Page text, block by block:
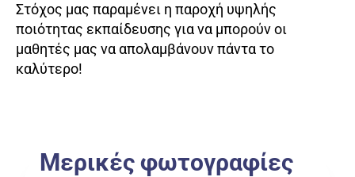
Στόχος μας παραμένει η παροχή υψηλής
ποιότητας εκπαίδευσης για να μπορούν οι
μαθητές μας να απολαμβάνουν πάντα το
καλύτερο!
Μερικές φωτογραφίες